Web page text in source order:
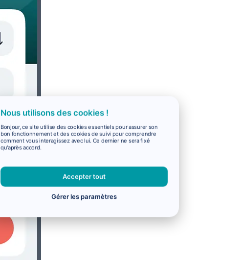
Nous utilisons des cookies !
Bonjour, ce site utilise des cookies essentiels pour assurer son
bon fonctionnement et des cookies de suivi pour comprendre
comment vous interagissez avec lui. Ce dernier ne sera fixé
qu'après accord.
Accepter tout
Gérer les paramètres